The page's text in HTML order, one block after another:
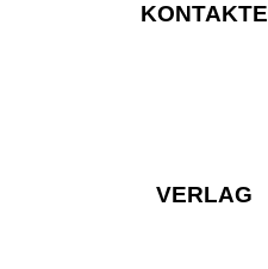
KONTAKTE
VERLAG